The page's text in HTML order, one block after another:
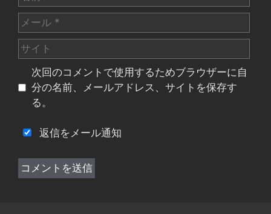
前
メ
ー
ル
サ
イ
次回のコメントで使用するためブラウザーに自
分の名前、メールアドレス、サイトを保存す
る。
返信をメール通知